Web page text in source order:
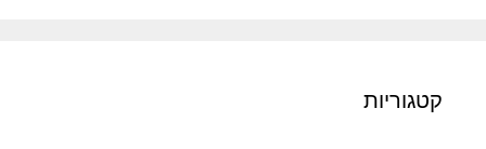
קטגוריות